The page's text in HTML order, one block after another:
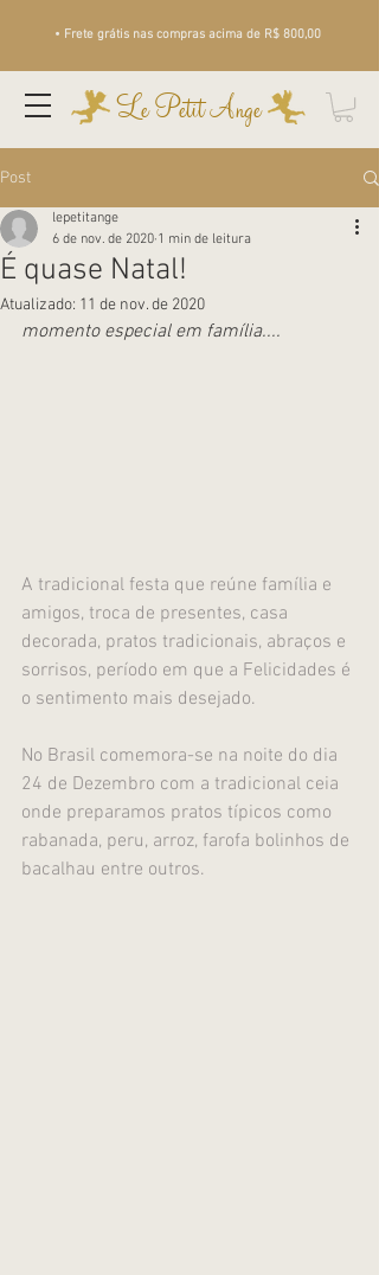
• Frete grátis nas compras acima de R$ 800,00
Le Petit Ange
Post
É quase Natal!
lepetitange
6 de nov. de 2020 1 min de leitura
Atualizado: 11 de nov. de 2020
momento especial em família....
A tradicional festa que reúne família e
amigos, troca de presentes, casa
decorada, pratos tradicionais, abraços e
sorrisos, período em que a Felicidades é
o sentimento mais desejado.
No Brasil comemora-se na noite do dia
24 de Dezembro com a tradicional ceia
onde preparamos pratos típicos como
rabanada, peru, arroz, farofa bolinhos de
bacalhau entre outros.